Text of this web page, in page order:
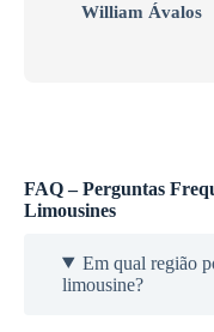
William Ávalos
FAQ – Perguntas
Limousines
Em qual região
limousine?